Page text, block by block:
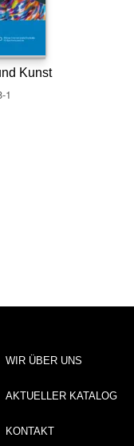
Kunst
1
WIR ÜBER UNS
AKTUELLER KATALOG
KONTAKT